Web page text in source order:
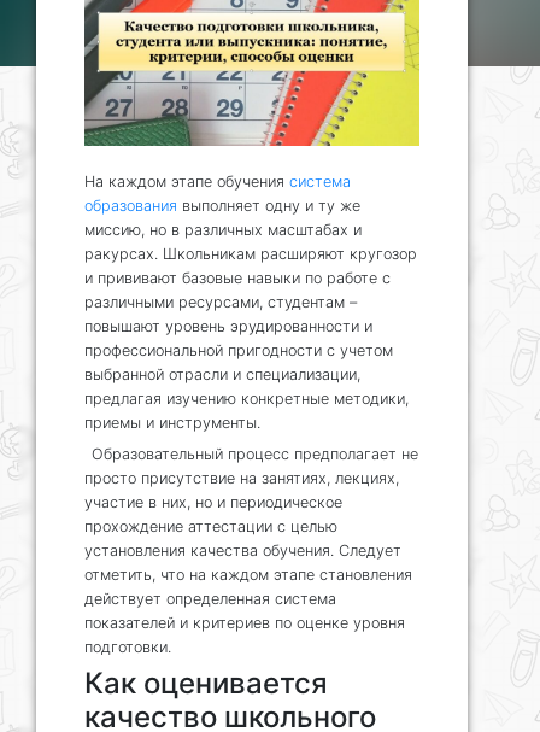
На каждом этапе обучения система
образования выполняет одну и ту же
миссию, но в различных масштабах и
ракурсах. Школьникам расширяют кругозор
и прививают базовые навыки по работе с
различными ресурсами, студентам –
повышают уровень эрудированности и
профессиональной пригодности с учетом
выбранной отрасли и специализации,
предлагая изучению конкретные методики,
приемы и инструменты.
Образовательный процесс предполагает не
просто присутствие на занятиях, лекциях,
участие в них, но и периодическое
прохождение аттестации с целью
установления качества обучения. Следует
отметить, что на каждом этапе становления
действует определенная система
показателей и критериев по оценке уровня
подготовки.
Как оценивается
качество школьного